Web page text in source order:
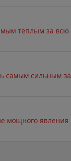
тёплым за всю
самым сильным за
мощного явления